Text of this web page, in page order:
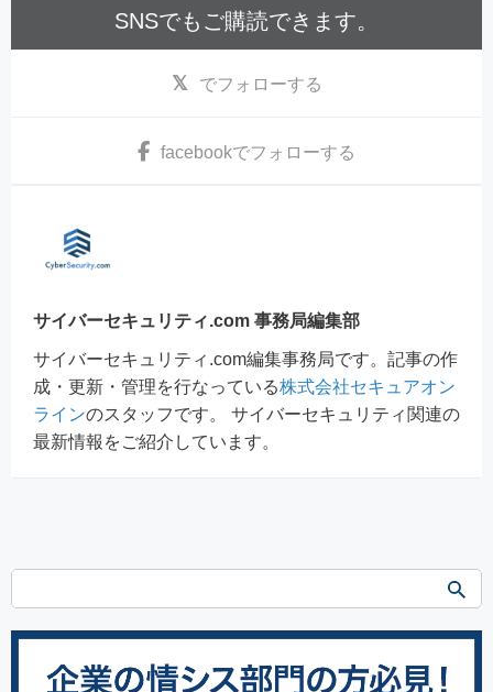
SNSでもご購読できます。
でフォローする
facebookでフォローする
サイバーセキュリティ.com 事務局編集部
サイバーセキュリティ.com編集事務局です。記事の作
成・更新・管理を行なっている株式会社セキュアオン
ラインのスタッフです。 サイバーセキュリティ関連の
最新情報をご紹介しています。